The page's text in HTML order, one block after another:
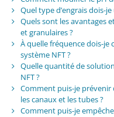
Quel type d’engrais dois-
Quels sont les avantages
et granulaires ?
À quelle fréquence dois-
système NFT ?
Quelle quantité de
NFT ?
Comment puis-je prévenir
les canaux et les tubes ?
Comment puis-je